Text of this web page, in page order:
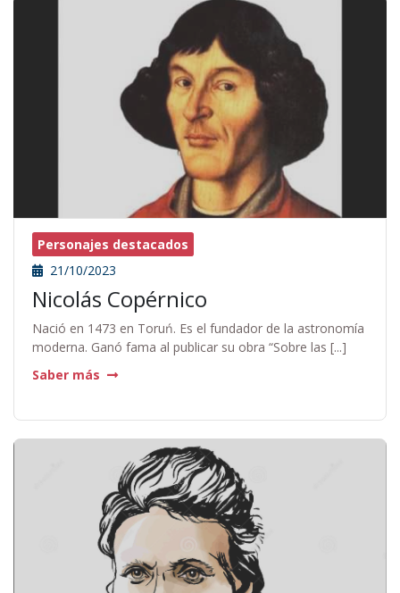
Personajes destacados
21/10/2023
Nicolás Copérnico
Nació en 1473 en Toruń. Es el fundador de la astronomía
moderna. Ganó fama al publicar su obra “Sobre las [...]
Saber más